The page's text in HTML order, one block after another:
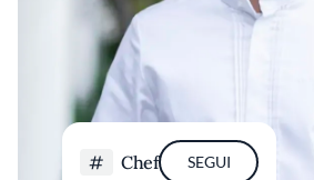
Chef SEGUI